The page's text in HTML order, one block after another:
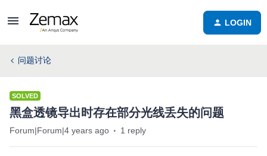
LOGIN
问题讨论
SOLVED
黑盒透镜导出时存在部分光线丢失的问题
Forum|Forum|4 years ago 1 reply